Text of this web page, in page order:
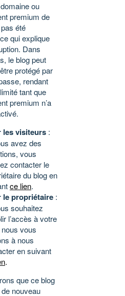
ou
premium de
été
qui explique
Dans
le blog peut
protégé par
rendant
tant que
premium n’a
les visiteurs :
avez des
vous
contacter le
du blog en
ce lien.
le propriétaire :
souhaitez
l’accès à votre
vous
à nous
en suivant
.
que ce blog
nouveau